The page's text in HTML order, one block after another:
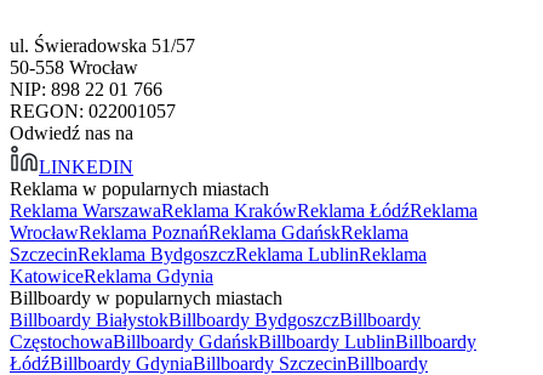
ul. Świeradowska 51/57
50-558 Wrocław
NIP: 898 22 01 766
REGON: 022001057
Odwiedź nas na
LINKEDIN
Reklama w popularnych miastach
Reklama WarszawaReklama KrakówReklama ŁódźReklama
WrocławReklama PoznańReklama GdańskReklama
SzczecinReklama BydgoszczReklama LublinReklama
KatowiceReklama Gdynia
Billboardy w popularnych miastach
Billboardy BiałystokBillboardy BydgoszczBillboardy
CzęstochowaBillboardy GdańskBillboardy LublinBillboardy
ŁódźBillboardy GdyniaBillboardy SzczecinBillboardy